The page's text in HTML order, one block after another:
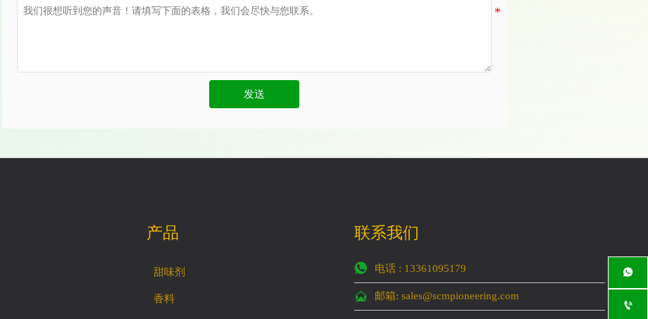
发送
产品
甜味剂
香料
联系我们
 电话 : 13361095179
 邮箱: sales@scmpioneering.com

